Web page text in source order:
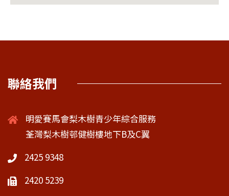
聯絡我們
明愛賽馬會梨木樹青少年綜合服務
荃灣梨木樹邨健樹樓地下B及C翼
2425 9348
2420 5239